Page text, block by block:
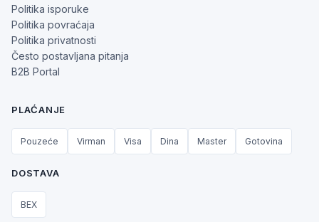
Politika isporuke
Politika povraćaja
Politika privatnosti
Često postavljana pitanja
B2B Portal
PLAĆANJE
Pouzeće Virman Visa Dina Master Gotovina
DOSTAVA
BEX